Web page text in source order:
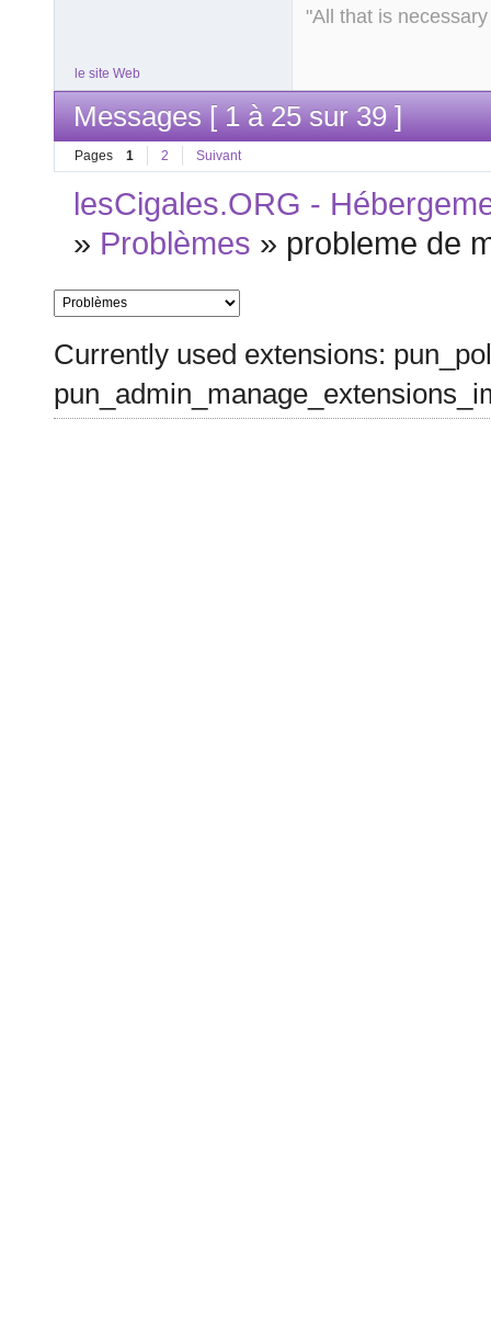
"All that is
le site Web
Messages [ 1 à 25 sur 39 ]
Pages 1 2 Suivant
lesCigales.ORG -
» Problèmes » probleme de
Currently used extensions: